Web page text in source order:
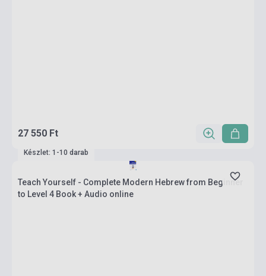
27 550 Ft
Készlet: 1-10 darab
Teach Yourself - Complete Modern Hebrew from Beginner
to Level 4 Book + Audio online